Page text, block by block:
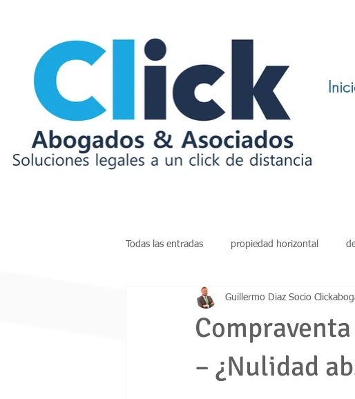
Todas las entradas propiedad horizontal
insolvencia deudas arrendamientos
economia solidaria fondo de empleados
– ¿Nulidad
Guillermo Diaz Socio